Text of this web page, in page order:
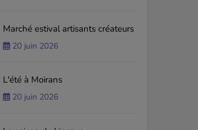
Marché estival artisants créateurs
20 juin 2026
L'été à Moirans
20 juin 2026